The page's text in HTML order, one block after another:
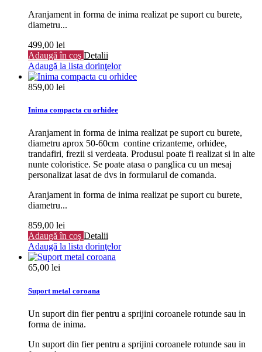
Aranjament in forma de inima realizat pe suport cu burete,
diametru...
499,00 lei
Adaugă în coş Detalii
Adaugă la lista dorinţelor
859,00 lei
Inima compacta cu orhidee
Aranjament in forma de inima realizat pe suport cu burete,
diametru aprox 50-60cm contine crizanteme, orhidee,
trandafiri, frezii si verdeata. Produsul poate fi realizat si in alte
nunte coloristice. Se poate atasa o panglica cu un mesaj
personalizat lasat de dvs in formularul de comanda.
Aranjament in forma de inima realizat pe suport cu burete,
diametru...
859,00 lei
Adaugă în coş Detalii
Adaugă la lista dorinţelor
65,00 lei
Suport metal coroana
Un suport din fier pentru a sprijini coroanele rotunde sau in
forma de inima.
Un suport din fier pentru a sprijini coroanele rotunde sau in